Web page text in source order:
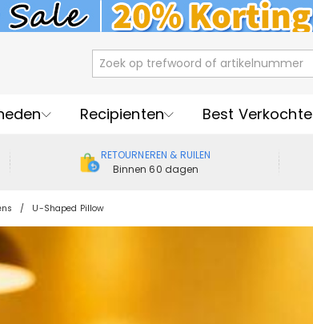
Recipienten Best Verkochte
RETOURNEREN & RUILEN
Binnen 60 dagen
U-Shaped Pillow